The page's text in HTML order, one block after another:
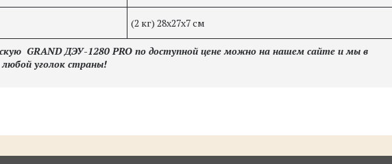
(2 кг) 28х27х7 см
GRAND ДЭУ-1280PRO по доступной цене можно на нашем сайте и мы в
уголок страны!